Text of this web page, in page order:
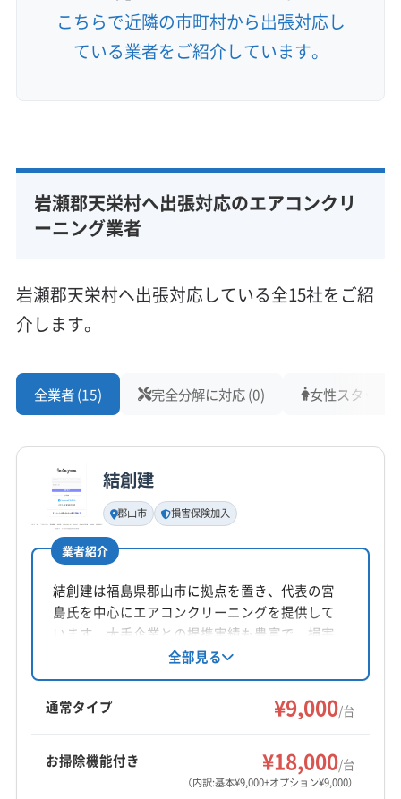
こちらで近隣の市町村から出張対応し
ている業者をご紹介しています。
岩瀬郡天栄村へ出張対応のエアコンクリ
ーニング業者
岩瀬郡天栄村へ出張対応している全15社をご紹
介します。
全業者 (15) 完全分解に対応 (0) 女性スタッフ
結創建
郡山市 損害保険加入
業者紹介
結創建は福島県郡山市に拠点を置き、代表の宮
島氏を中心にエアコンクリーニングを提供して
います。大手企業との提携実績も豊富で、損害
保険加入済み。丁寧な作業と最新機材による効
率的な清掃が強みです。営業時間外の相談も可
能。20代のスタッフが対応し、実績と仕上がり
に自信を持っている点が特徴です。
全部見る
通常タイプ ¥9,000/台
お掃除機能付き ¥18,000/台
（内訳:基本¥9,000+オプション¥9,000）